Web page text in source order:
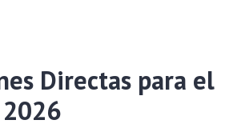
Directas para el